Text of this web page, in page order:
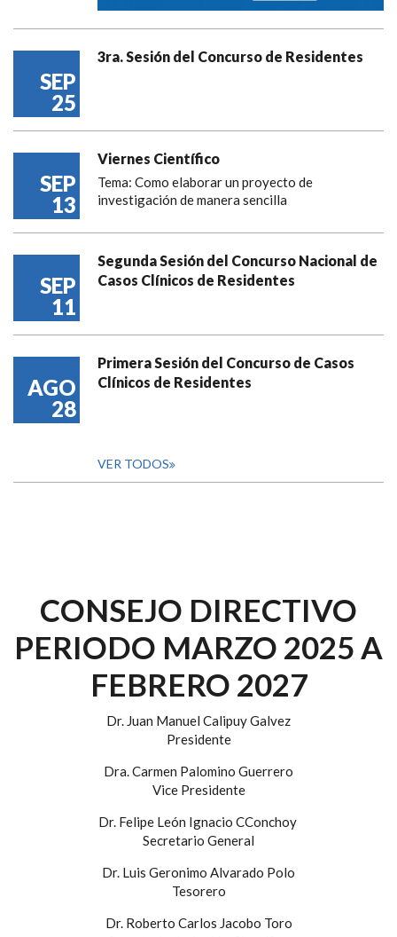
SEP
25
3ra. Sesión del Concurso de Residentes
SEP
13
Viernes Científico
Tema: Como elaborar un proyecto de
investigación de manera sencilla
SEP
11
Segunda Sesión del Concurso Nacional de
Casos Clínicos de Residentes
AGO
28
Primera Sesión del Concurso de Casos
Clínicos de Residentes
VER TODOS
CONSEJO DIRECTIVO
PERIODO MARZO 2025 A
FEBRERO 2027
Dr. Juan Manuel Calipuy Galvez
Presidente
Dra. Carmen Palomino Guerrero
Vice Presidente
Dr. Felipe León Ignacio CConchoy
Secretario General
Dr. Luis Geronimo Alvarado Polo
Tesorero
Dr. Roberto Carlos Jacobo Toro